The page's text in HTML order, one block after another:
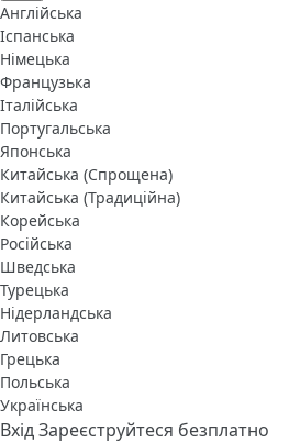
Англійська
Іспанська
Німецька
Французька
Італійська
Португальська
Японська
Китайська (Спрощена)
Китайська (Традиційна)
Корейська
Російська
Шведська
Турецька
Нідерландська
Литовська
Грецька
Польська
Українська
ВхідЗареєструйтеся безплатно